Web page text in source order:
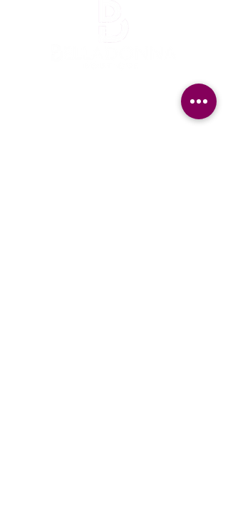
¡Mantente informada!
¡Se una de las primeras en enterarte